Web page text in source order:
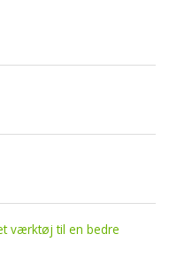
værktøj til en bedre